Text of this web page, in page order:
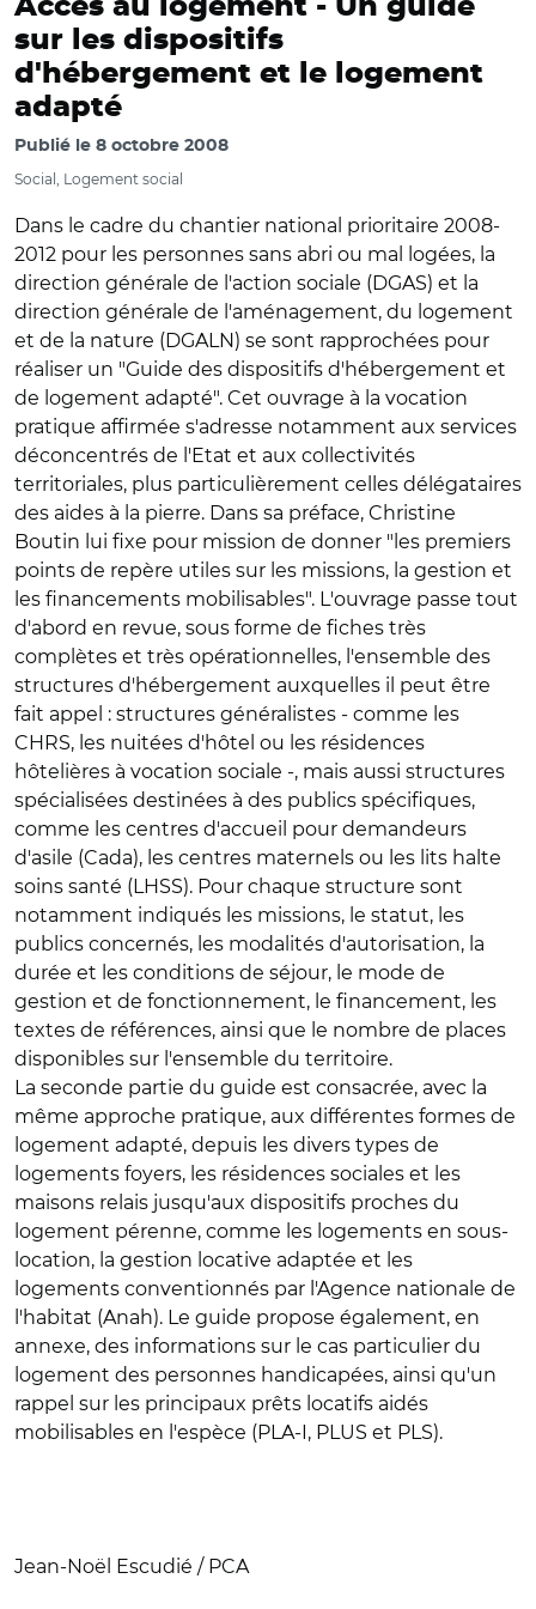
Accès au logement - Un guide
sur les dispositifs
d'hébergement et le logement
adapté
Publié le 8 octobre 2008
Social, Logement social
Dans le cadre du chantier national prioritaire 2008-
2012 pour les personnes sans abri ou mal logées, la
direction générale de l'action sociale (DGAS) et la
direction générale de l'aménagement, du logement
et de la nature (DGALN) se sont rapprochées pour
réaliser un "Guide des dispositifs d'hébergement et
de logement adapté". Cet ouvrage à la vocation
pratique affirmée s'adresse notamment aux services
déconcentrés de l'Etat et aux collectivités
territoriales, plus particulièrement celles délégataires
des aides à la pierre. Dans sa préface, Christine
Boutin lui fixe pour mission de donner "les premiers
points de repère utiles sur les missions, la gestion et
les financements mobilisables". L'ouvrage passe tout
d'abord en revue, sous forme de fiches très
complètes et très opérationnelles, l'ensemble des
structures d'hébergement auxquelles il peut être
fait appel : structures généralistes - comme les
CHRS, les nuitées d'hôtel ou les résidences
hôtelières à vocation sociale -, mais aussi structures
spécialisées destinées à des publics spécifiques,
comme les centres d'accueil pour demandeurs
d'asile (Cada), les centres maternels ou les lits halte
soins santé (LHSS). Pour chaque structure sont
notamment indiqués les missions, le statut, les
publics concernés, les modalités d'autorisation, la
durée et les conditions de séjour, le mode de
gestion et de fonctionnement, le financement, les
textes de références, ainsi que le nombre de places
disponibles sur l'ensemble du territoire.
La seconde partie du guide est consacrée, avec la
même approche pratique, aux différentes formes de
logement adapté, depuis les divers types de
logements foyers, les résidences sociales et les
maisons relais jusqu'aux dispositifs proches du
logement pérenne, comme les logements en sous-
location, la gestion locative adaptée et les
logements conventionnés par l'Agence nationale de
l'habitat (Anah). Le guide propose également, en
annexe, des informations sur le cas particulier du
logement des personnes handicapées, ainsi qu'un
rappel sur les principaux prêts locatifs aidés
mobilisables en l'espèce (PLA-I, PLUS et PLS).
Jean-Noël Escudié / PCA